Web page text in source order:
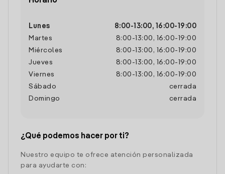
Lunes 8:00- 13:00, 16:00- 19:00
Martes
8:00 - 13:00 , 16:00- 19:00
Miércoles
8:00 - 13:00 , 16:00- 19:00
Jueves
8:00 - 13:00 , 16:00- 19:00
Viernes
8:00 - 13:00 , 16:00- 19:00
Sábado
cerrada
Domingo
cerrada
¿Qué podemos hacer por ti?
Nuestro equipo te ofrece atención personalizada
para ayudarte con: